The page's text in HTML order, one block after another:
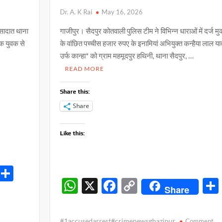
थाना
युवक से
Dr. A. K Rai May 16, 2026
गाजीपुर। सैदपुर कोतवाली पुलिस टीम ने विभिन्न धाराओं में दर्ज
के वांछित पच्चीस हजार रुपए के इनामियां अभियुक्त कन्हैया लाल
उर्फ कान्हा* को ग्राम महमूदपुर हथिनी, थाना सैदपुर, …
READ MORE
Share this:
Share
Like this:
W
at
X F
e
C
o
p
Share
S
on